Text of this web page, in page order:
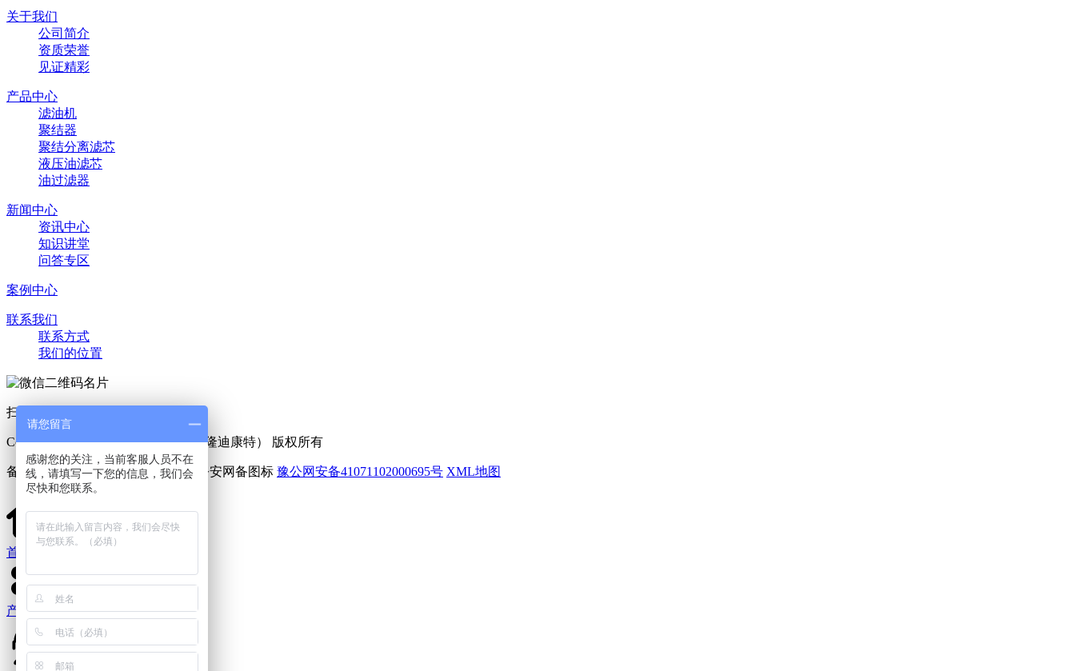
关于我们
公司简介
资质荣誉
见证精彩
产品中心
滤油机
聚结器
聚结分离滤芯
液压油滤芯
油过滤器
新闻中心
资讯中心
知识讲堂
问答专区
案例中心
联系我们
联系方式
我们的位置
扫一扫 添加好友
Copyright © 2025 利菲尔特（商标：隆迪康特） 版权所有
备案号：豫ICP备11005909号-6 豫公网安备41071102000695号 XML地图
首页
产品中心
请您留言
感谢您的关注，当前客服人员不在
线，请填写一下您的信息，我们会
尽快和您联系。